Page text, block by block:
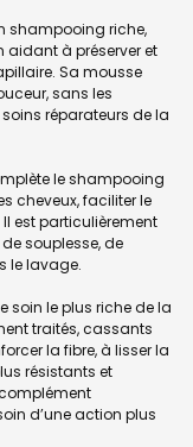
shampooing riche,
aidant à préserver et
Sa mousse
sans les
réparateurs de la
le shampooing
cheveux, faciliter le
est particulièrement
souplesse, de
le lavage.
soin le plus riche de la
traités, cassants
la fibre, à lisser la
résistants et
d’une action plus